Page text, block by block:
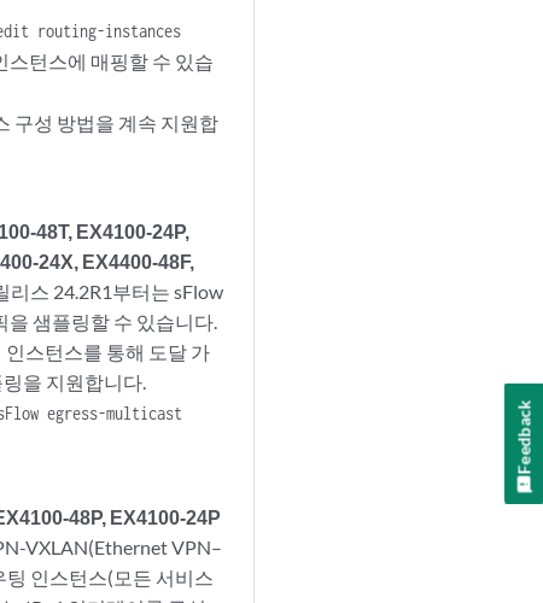
routing-instances
스턴스에 매핑할 수 있습
구성 방법을 계속 지원합
48T, EX4100-24P,
24X, EX4400-48F,
리스 24.2R1부터는 sFlow
샘플링할 수 있습니다.
스턴스를 통해 도달 가
을 지원합니다.
egress-multicast
48P, EX4100-24P
VXLAN(Ethernet VPN–
인스턴스(모든 서비스
Feedback